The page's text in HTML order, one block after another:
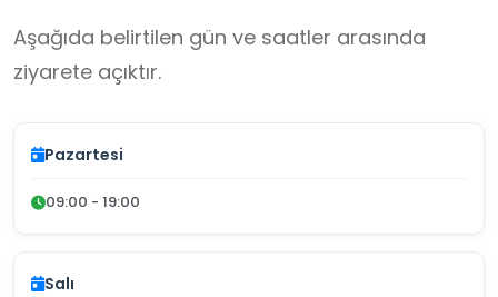
Aşağıda belirtilen gün ve saatler arasında
ziyarete açıktır.
Pazartesi
09:00 - 19:00
Salı